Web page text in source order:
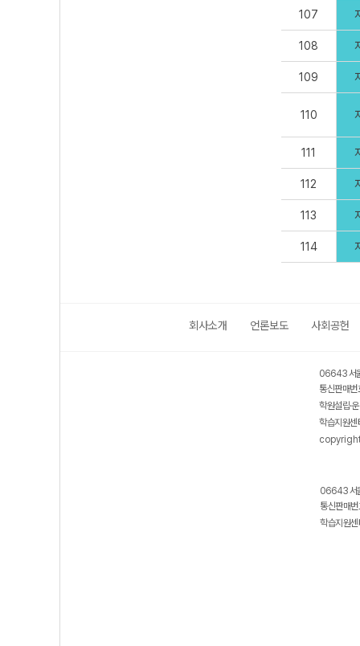
107
108
109
110
111
112
113
114
회사소개 언론보도 사회공헌
06643 서
통신판매
학원설립·
학습지원
06643 서
통신판매
학습지원